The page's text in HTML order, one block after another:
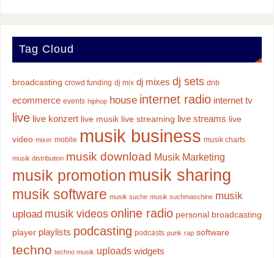
Tag Cloud
broadcasting crowd funding dj mix dj mixes dj sets dnb
ecommerce events hiphop house internet radio internet tv
live live konzert live musik live streaming live streams live
video mixer mobile musik business musik charts
musik distribution musik download Musik Marketing
musik promotion musik sharing
musik software musik suche musik suchmaschine musik
upload musik videos online radio personal broadcasting
player playlists podcasting podcasts punk rap software
techno techno musik uploads widgets